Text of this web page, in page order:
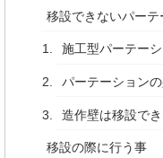
移設できないパーテ
施工型パーテー
パーテーション
造作壁は移設で
移設の際に行う事